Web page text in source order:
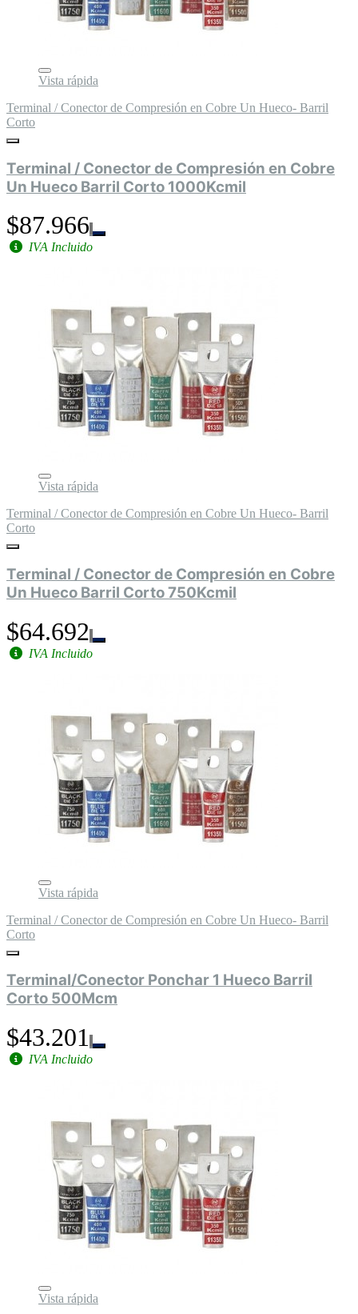
Vista rápida
Terminal / Conector de Compresión en Cobre Un Hueco- Barril
Corto
Terminal / Conector de Compresión en Cobre
Un Hueco Barril Corto 1000Kcmil
$87.966
IVA Incluido
Vista rápida
Terminal / Conector de Compresión en Cobre Un Hueco- Barril
Corto
Terminal / Conector de Compresión en Cobre
Un Hueco Barril Corto 750Kcmil
$64.692
IVA Incluido
Vista rápida
Terminal / Conector de Compresión en Cobre Un Hueco- Barril
Corto
Terminal/Conector Ponchar 1 Hueco Barril
Corto 500Mcm
$43.201
IVA Incluido
Vista rápida